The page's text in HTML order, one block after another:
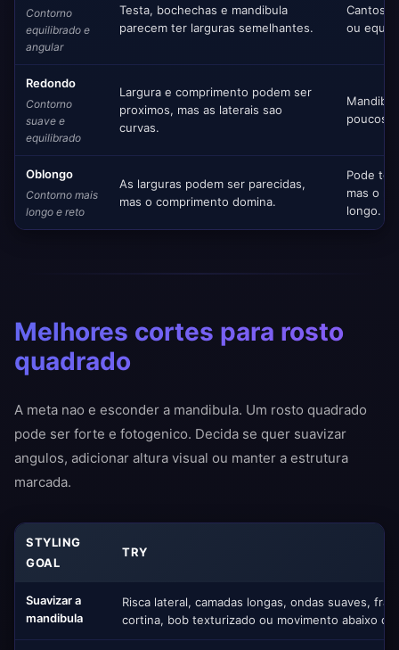
Contorno
equilibrado e
angular
Testa, bochechas e mandibula
parecem ter larguras semelhantes.
Cantos
ou
Redondo
Contorno
suave e
equilibrado
Largura e comprimento podem ser
proximos, mas as laterais sao
curvas.
poucos
Oblongo
Contorno mais
longo e reto
As larguras podem ser parecidas,
mas o comprimento domina.
Pode ter
mas o
longo.
Melhores cortes para rosto
quadrado
A meta nao e esconder a mandibula. Um rosto quadrado
pode ser forte e fotogenico. Decida se quer suavizar
angulos, adicionar altura visual ou manter a estrutura
marcada.
STYLING
GOAL
TRY
Suavizar a
mandibula
Risca lateral, camadas longas, ondas suaves,
cortina, bob texturizado ou movimento abaixo da